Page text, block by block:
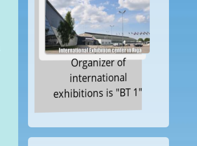
Organizer of
international
exhibitions is "BT 1"